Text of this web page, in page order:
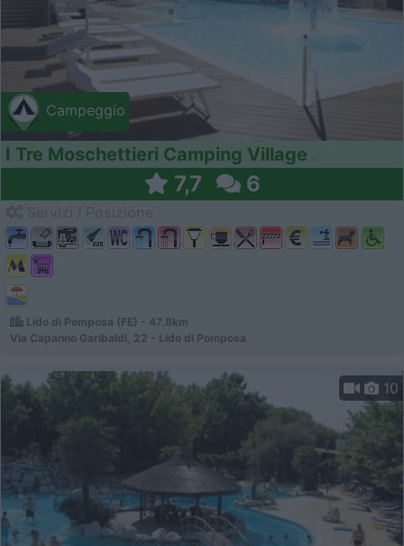
Campeggio
I Tre Moschettieri Camping Village
7,7 6
Lido di Pomposa (FE) - 47.8km
Via Capanno Garibaldi, 22 - Lido di Pomposa
10